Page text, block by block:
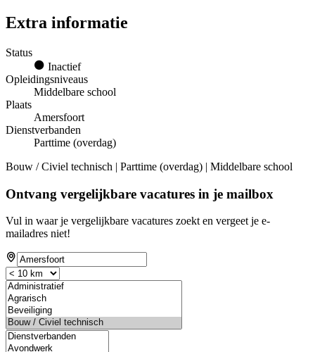
Extra informatie
Status
Inactief
Opleidingsniveaus
Middelbare school
Plaats
Amersfoort
Dienstverbanden
Parttime (overdag)
Bouw / Civiel technisch | Parttime (overdag) | Middelbare school
Ontvang vergelijkbare vacatures in je mailbox
Vul in waar je vergelijkbare vacatures zoekt en vergeet je e-
mailadres niet!